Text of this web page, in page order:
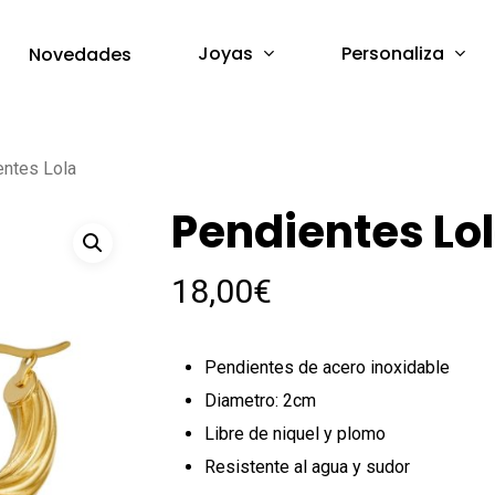
Novedades Joyas Personaliza
Lola
Pendientes
18,00€
Pendientes de acero inoxidable
Diametro: 2cm
Libre de niquel y plomo
Resistente al agua y sudor